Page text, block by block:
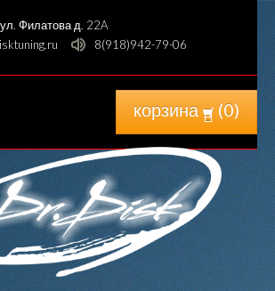
Филатова д. 22A
8(918)942-79-06
корзина (0)